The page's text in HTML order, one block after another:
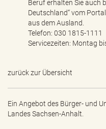
Beruf erhalten Sie auch
Deutschland“ vom
aus dem Ausland.
Telefon: 030 1815-1111
Servicezeiten: Montag
zurück zur Übersicht
Ein Angebot des Bürger- und
Landes Sachsen-Anhalt.